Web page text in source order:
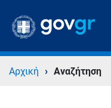
Αρχική › Αναζήτηση